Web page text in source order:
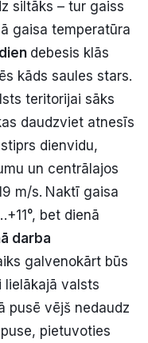
siltāks – tur gaiss
gaisa temperatūra
debesis klās
kāds saules stars.
teritorijai sāks
daudzviet atnesīs
dienvidu,
un centrālajos
m/s. Naktī gaisa
bet dienā
darba
galvenokārt būs
lielākajā valsts
pusē vējš nedaudz
pietuvoties